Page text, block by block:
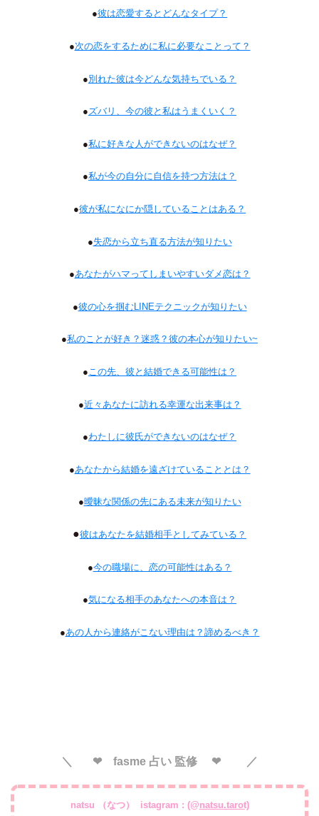
●彼は恋愛するとどんなタイプ？
●次の恋をするために私に必要なことって？
●別れた彼は今どんな気持ちでいる？
●ズバリ、今の彼と私はうまくいく？
●私に好きな人ができないのはなぜ？
●私が今の自分に自信を持つ方法は？
●彼が私になにか隠していることはある？
●失恋から立ち直る方法が知りたい
●あなたがハマってしまいやすいダメ恋は？
●彼の心を掴むLINEテクニックが知りたい
●私のことが好き？迷惑？彼の本心が知りたい~
●この先、彼と結婚できる可能性は？
●近々あなたに訪れる幸運な出来事は？
●わたしに彼氏ができないのはなぜ？
●あなたから結婚を遠ざけていることとは？
●曖昧な関係の先にある未来が知りたい
●彼はあなたを結婚相手としてみている？
●今の職場に、恋の可能性はある？
●気になる相手のあなたへの本音は？
●あの人から連絡がこない理由は？諦めるべき？
＼ ❤︎ fasme 占い 監修 ❤︎ ／
natsu （なつ） istagram : (@natsu.tarot)